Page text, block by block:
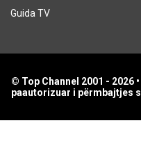
Guida TV
© Top Channel 2001 - 2026
paautorizuar i përmbajtjes